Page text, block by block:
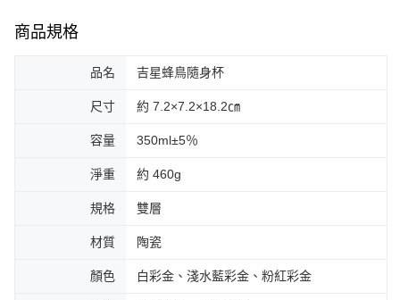
商品規格
品名 吉星蜂鳥隨身杯
尺寸 約 7.2×7.2×18.2㎝
容量 350ml±5％
淨重 約 460g
規格 雙層
材質 陶瓷
顏色 白彩金、淺水藍彩金、粉紅彩金